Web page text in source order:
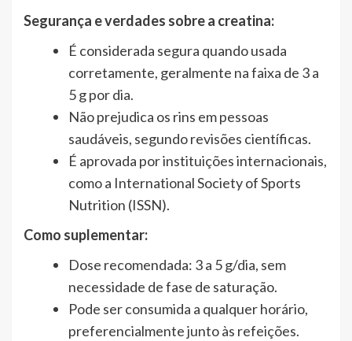
Segurança e verdades sobre a creatina:
É considerada segura quando usada
corretamente, geralmente na faixa de 3 a
5 g por dia.
Não prejudica os rins em pessoas
saudáveis, segundo revisões científicas.
É aprovada por instituições internacionais,
como a International Society of Sports
Nutrition (ISSN).
Como suplementar:
Dose recomendada: 3 a 5 g/dia, sem
necessidade de fase de saturação.
Pode ser consumida a qualquer horário,
preferencialmente junto às refeições.